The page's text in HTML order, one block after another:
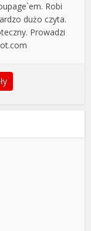
Robi
dużo czyta.
Prowadzi